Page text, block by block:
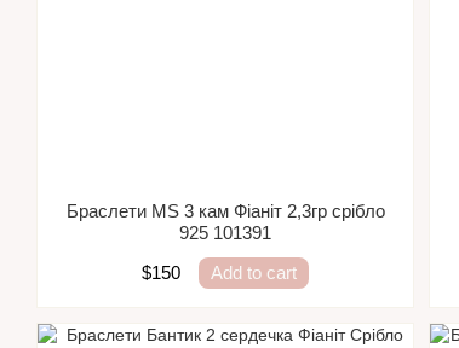
Браслети MS 3 кам Фіаніт 2,3гр срібло
925 101391
$150
Add to cart